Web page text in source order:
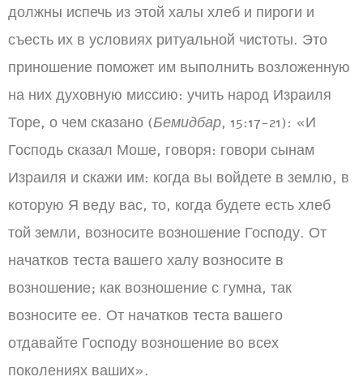
должны испечь из этой халы хлеб и пироги и
съесть их в условиях ритуальной чистоты. Это
приношение поможет им выполнить возложенную
на них духовную миссию: учить народ Израиля
Торе, о чем сказано (Бемидбар, 15:17-21): «И
Господь сказал Моше, говоря: говори сынам
Израиля и скажи им: когда вы войдете в землю, в
которую Я веду вас, то, когда будете есть хлеб
той земли, возносите возношение Господу. От
начатков теста вашего халу возносите в
возношение; как возношение с гумна, так
возносите ее. От начатков теста вашего
отдавайте Господу возношение во всех
поколениях ваших».